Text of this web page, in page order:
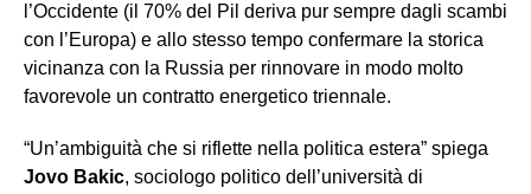
l’Occidente (il 70% del Pil deriva pur sempre dagli scambi
con l’Europa) e allo stesso tempo confermare la storica
vicinanza con la Russia per rinnovare in modo molto
favorevole un contratto energetico triennale.
“Un’ambiguità che si riflette nella politica estera” spiega
Jovo Bakic, sociologo politico dell’università di